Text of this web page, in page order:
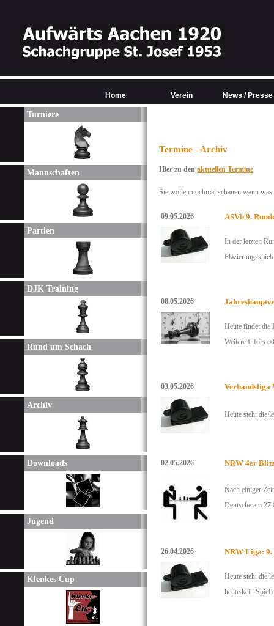
Turniere
Mannschaften
Partien
DJK Training
Rund um Schach
Archiv
Downloads
Jugend
Klenkes Cup
Termine - Archiv
Hier zu den aktuellen Termine
Sie wollen nochmal schauen wann
09.05.2026 ASVb 9.
In der letzten
08.05.2026
Heute findet die
Weitere Info´s
03.05.2026 Verbandsliga
Heute steht die
02.05.2026 NRW 4er
Nach einiger
Deutsche am
26.04.2026 NRW Liga: 9.
Heute steht die
heute kein Spiel
Home Verein News / Presse